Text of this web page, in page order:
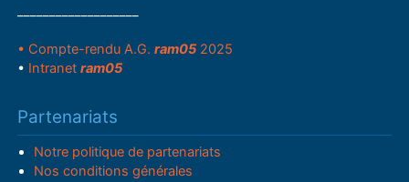
• Compte-rendu A.G.ram05 2025
• Intranetram05
Partenariats
Notre politique de partenariats
Nos conditions générales